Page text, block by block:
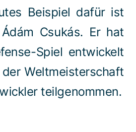
Beispiel dafür ist
Csukás. Er hat
Spiel entwickelt
Weltmeisterschaft
teilgenommen.